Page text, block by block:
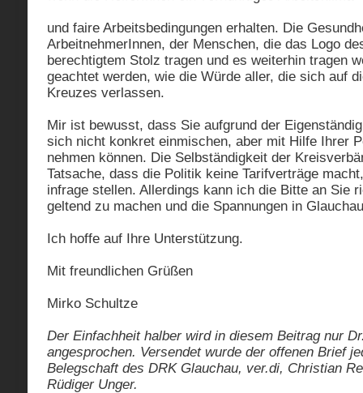
und faire Arbeitsbedingungen erhalten. Die
ArbeitnehmerInnen, der Menschen, die das Logo
berechtigtem Stolz tragen und es weiterhin tragen
geachtet werden, wie die Würde aller, die sich auf
Kreuzes verlassen.
Mir ist bewusst, dass Sie aufgrund der
sich nicht konkret einmischen, aber mit Hilfe Ihrer
nehmen können. Die Selbständigkeit der
Tatsache, dass die Politik keine Tarifverträge
infrage stellen. Allerdings kann ich die Bitte an Sie
geltend zu machen und die Spannungen in
Ich hoffe auf Ihre Unterstützung.
Mit freundlichen Grüßen
Mirko Schultze
Der Einfachheit halber wird in diesem Beitrag nur
angesprochen. Versendet wurde der offenen Brief
Belegschaft des DRK Glauchau, ver.di, Christian
Rüdiger Unger.